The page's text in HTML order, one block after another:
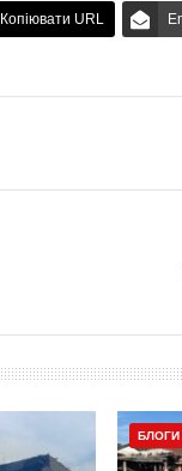
Копіювати URL
БЛОГИ